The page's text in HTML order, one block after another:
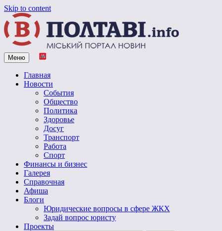
Skip to content
Vpoltave.info
Полтавский портал новостей
Меню
Главная
Новости
События
Общество
Политика
Здоровье
Досуг
Транспорт
Работа
Спорт
Финансы и бизнес
Галерея
Справочная
Афиша
Блоги
Юридические вопросы в сфере ЖКХ
Задай вопрос юристу
Проекты